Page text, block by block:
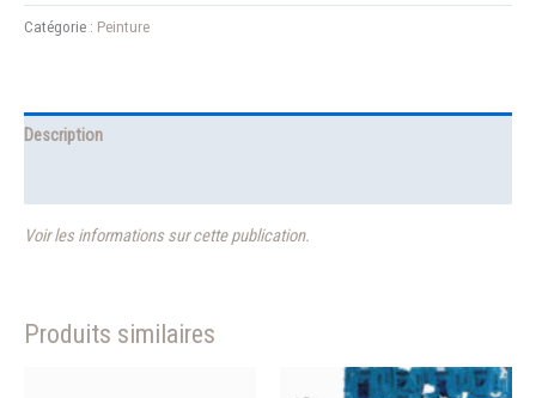
Lisières
Ayme
Catégorie : Peinture
Description
Voir les informations sur cette publication.
Produits similaires